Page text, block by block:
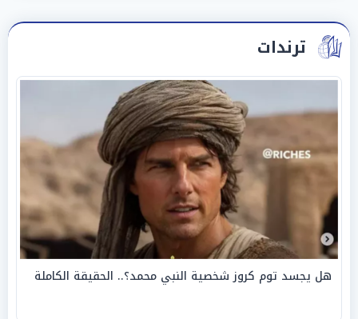
ترندات
هل يجسد توم كروز شخصية النبي محمد؟.. الحقيقة الكاملة